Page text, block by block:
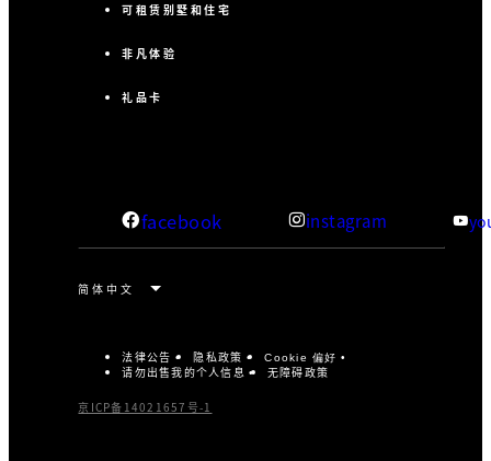
可租赁别墅和住宅
非凡体验
礼品卡
facebook instagram
法律公告 隐私政策 Cookie 偏好
请勿出售我的个人信息 无障碍政策
京ICP备14021657号-1